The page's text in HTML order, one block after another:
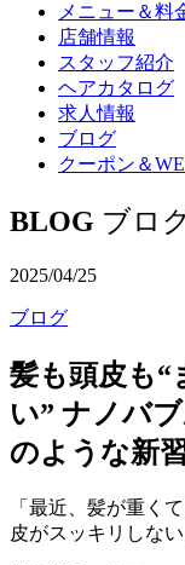
メニュー＆料
店舗情報
スタッフ紹介
ヘアカタログ
求人情報
ブログ
クーポン＆
BLOG ブロ
2025/04/25
ブログ
髪も頭皮も“
い” ナノバ
のような新習
「最近、髪が重く
皮がスッキリしな